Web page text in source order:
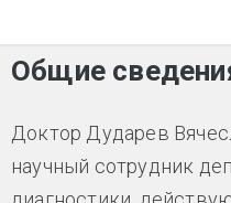
Общие
Доктор Дударев
научный сотрудник